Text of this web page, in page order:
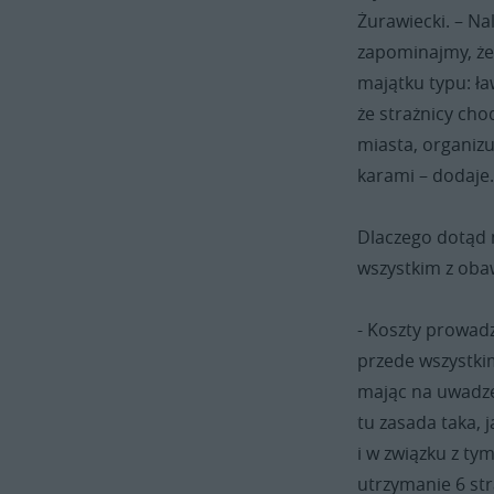
Żurawiecki. –
zapominajmy,
majątku typu:
że strażnicy
miasta,
karami – dodaje.
Dlaczego dotąd
wszystkim z
- Koszty
przede
mając na
tu zasada taka,
i w związku z
utrzymanie 6